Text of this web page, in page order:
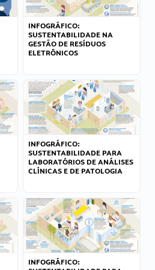
INFOGRÁFICO:
SUSTENTABILIDADE NA
GESTÃO DE RESÍDUOS
ELETRÔNICOS
INFOGRÁFICO:
SUSTENTABILIDADE PARA
LABORATÓRIOS DE ANÁLISES
CLÍNICAS E DE PATOLOGIA
INFOGRÁFICO: